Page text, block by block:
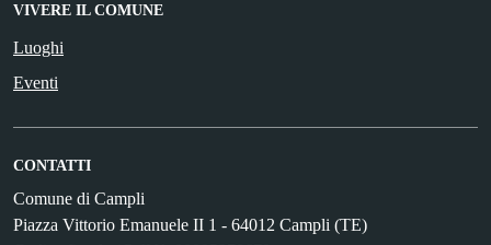
VIVERE IL COMUNE
Luoghi
Eventi
CONTATTI
Comune di Campli
Piazza Vittorio Emanuele II 1 - 64012 Campli (TE)